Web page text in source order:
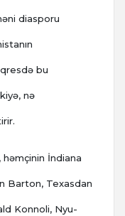
diasporu
bu
nə
İndiana
Barton, Texasdan
Konnoli, Nyu-